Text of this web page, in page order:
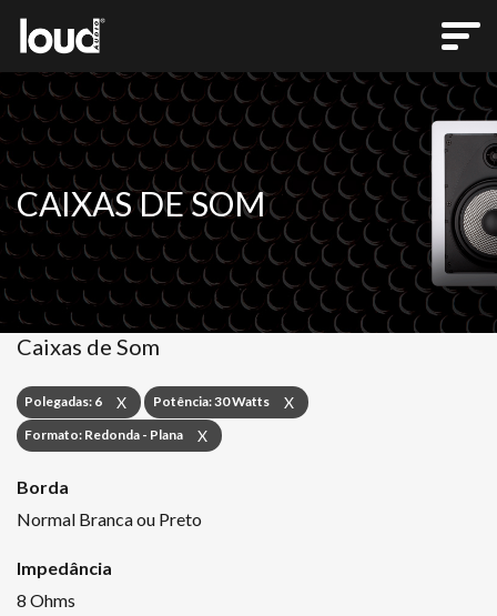
CAIXAS DE SOM
Caixas de Som
Polegadas: 6 X Potência: 30 Watts X
Formato: Redonda - Plana X
Borda
Normal Branca ou Preto
Impedância
8 Ohms